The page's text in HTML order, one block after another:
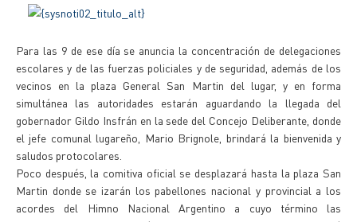
Para las 9 de ese día se anuncia la concentración de delegaciones
escolares y de las fuerzas policiales y de seguridad, además de los
vecinos en la plaza General San Martin del lugar, y en forma
simultánea las autoridades estarán aguardando la llegada del
gobernador Gildo Insfrán en la sede del Concejo Deliberante, donde
el jefe comunal lugareño, Mario Brignole, brindará la bienvenida y
saludos protocolares.
Poco después, la comitiva oficial se desplazará hasta la plaza San
Martin donde se izarán los pabellones nacional y provincial a los
acordes del Himno Nacional Argentino a cuyo término las